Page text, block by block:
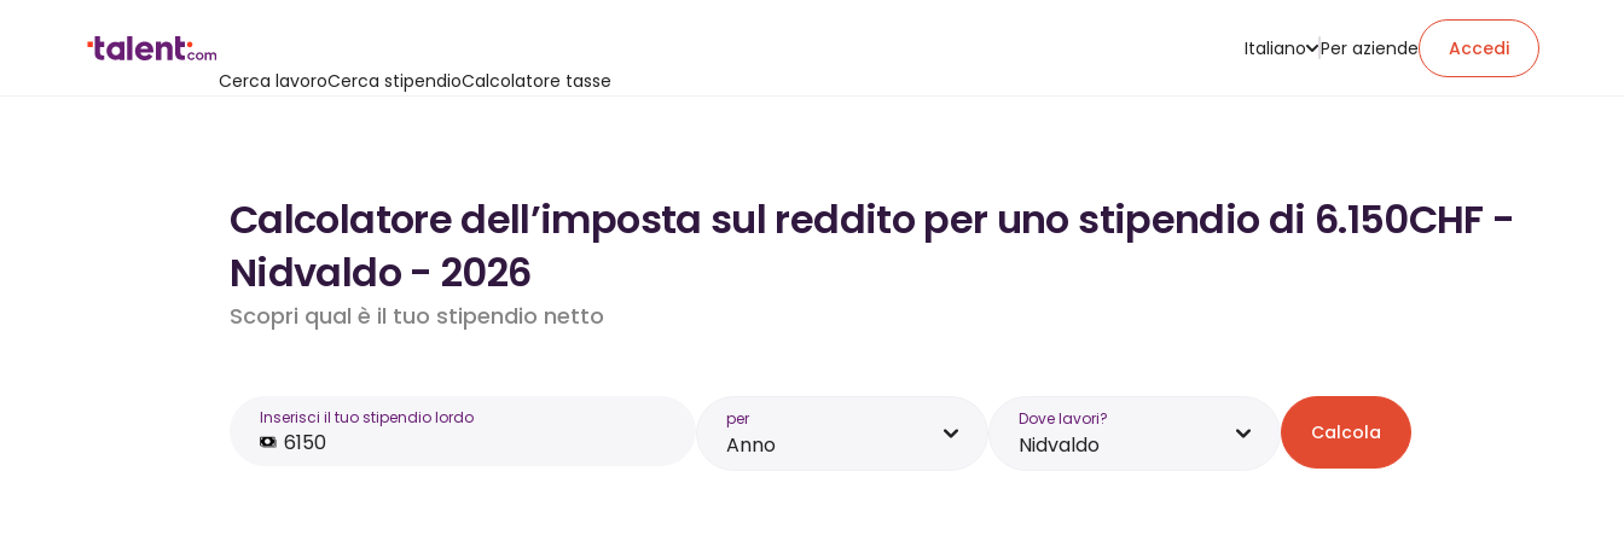
Cerca lavoroCerca stipendioCalcolatore tasse
Italiano Per aziende Accedi
Calcolatore dell’imposta sul reddito per uno stipendio di 6.150CHF -
Nidvaldo - 2026
Scopri qual è il tuo stipendio netto
Inserisci il tuo stipendio lordo per
Anno
Dove lavori?
Nidvaldo Calcola